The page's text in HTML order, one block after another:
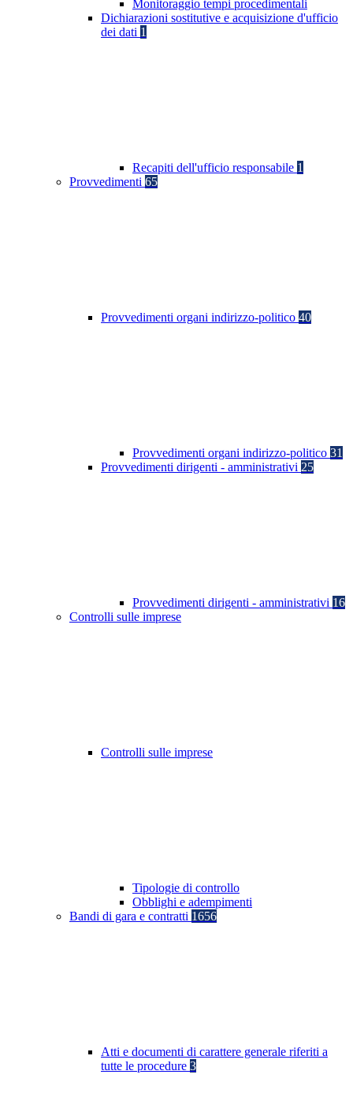
Monitoraggio tempi procedimentali
Dichiarazioni sostitutive e acquisizione d'ufficio
dei dati 1
Recapiti dell'ufficio responsabile 1
Provvedimenti 65
Provvedimenti organi indirizzo-politico 40
Provvedimenti organi indirizzo-politico 31
Provvedimenti dirigenti - amministrativi 25
Provvedimenti dirigenti - amministrativi 16
Controlli sulle imprese
Controlli sulle imprese
Tipologie di controllo
Obblighi e adempimenti
Bandi di gara e contratti 1656
Atti e documenti di carattere generale riferiti a
tutte le procedure 3